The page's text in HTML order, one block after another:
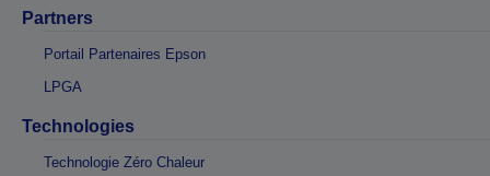
Partners
Portail Partenaires Epson
LPGA
Technologies
Technologie Zéro Chaleur